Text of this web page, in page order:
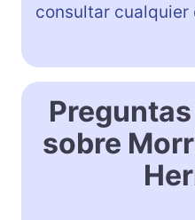
consultar cualquier
sobre